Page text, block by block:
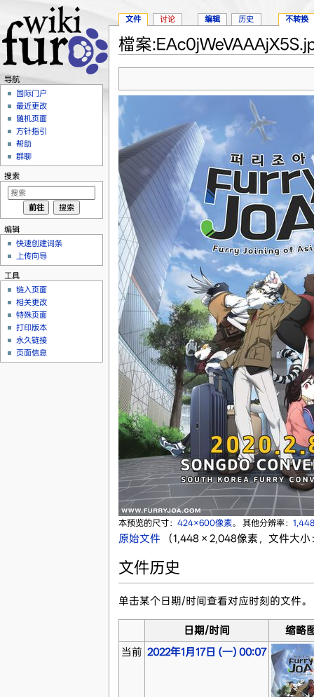
檔案
本预览的尺寸： 424×600像素。 其他分辨率：
原始文件‎ （1,448 × 2,048像素，文件大
文件历史
单击某个日期/时间查看对应时刻的文件。
日期/时间
缩略
当前 2022年1月17日 (一) 00:07
文件 讨论 编辑 历史 不转换
导航
国际门户
最近更改
随机页面
方针指引
帮助
群聊
搜索
编辑
快速创建词条
上传向导
工具
链入页面
相关更改
特殊页面
打印版本
永久链接
页面信息